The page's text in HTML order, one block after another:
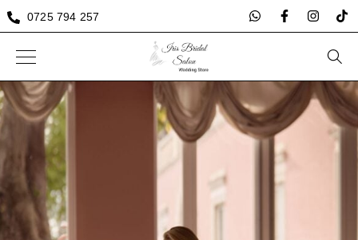
0725 794 257